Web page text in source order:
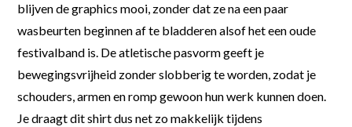
blijven de graphics mooi, zonder dat ze na een paar
wasbeurten beginnen af te bladderen alsof het een oude
festivalband is. De atletische pasvorm geeft je
bewegingsvrijheid zonder slobberig te worden, zodat je
schouders, armen en romp gewoon hun werk kunnen doen.
Je draagt dit shirt dus net zo makkelijk tijdens